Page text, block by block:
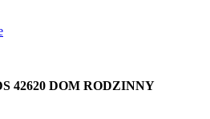
42620 DOM RODZINNY